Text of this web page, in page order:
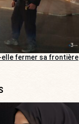
elle fermer sa frontière